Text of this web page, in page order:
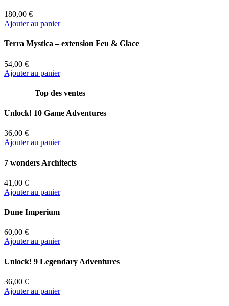
180,00 €
Ajouter au panier
Terra Mystica – extension Feu & Glace
54,00 €
Ajouter au panier
Top des ventes
Unlock! 10 Game Adventures
36,00 €
Ajouter au panier
7 wonders Architects
41,00 €
Ajouter au panier
Dune Imperium
60,00 €
Ajouter au panier
Unlock! 9 Legendary Adventures
36,00 €
Ajouter au panier